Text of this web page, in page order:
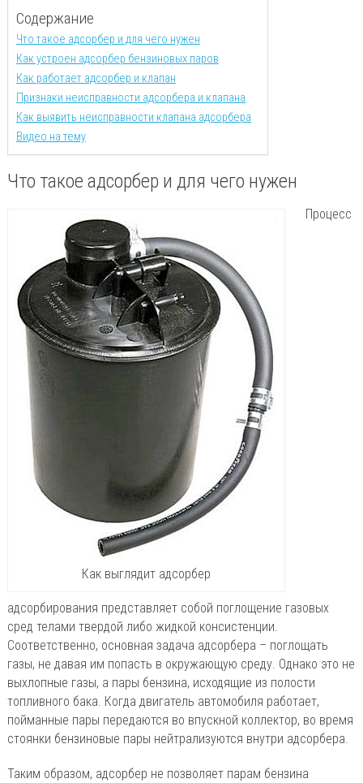
Содержание
Что такое адсорбер и для чего нужен
Как устроен адсорбер бензиновых паров
Как работает адсорбер и клапан
Признаки неисправности адсорбера и клапана
Как выявить неисправности клапана адсорбера
Видео на тему
Что такое адсорбер и для чего нужен
Как выглядит адсорбер
Процесс
адсорбирования представляет собой поглощение газовых
сред телами твердой либо жидкой консистенции.
Соответственно, основная задача адсорбера – поглощать
газы, не давая им попасть в окружающую среду. Однако это не
выхлопные газы, а пары бензина, исходящие из полости
топливного бака. Когда двигатель автомобиля работает,
пойманные пары передаются во впускной коллектор, во время
стоянки бензиновые пары нейтрализуются внутри адсорбера.
Таким образом, адсорбер не позволяет парам бензина